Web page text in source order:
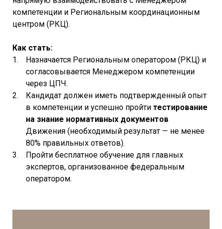
компетенции и Региональным координационным
центром (РКЦ).
Как стать:
Назначается Региональным оператором (РКЦ) и
согласовывается Менеджером компетенции
через ЦПЧ.
Кандидат должен иметь подтвержденный опыт
в компетенции и успешно пройти тестирование
на знание нормативных документов
Движения (необходимый результат — не менее
80% правильных ответов).
Пройти бесплатное обучение для главных
экспертов, организованное федеральным
оператором.